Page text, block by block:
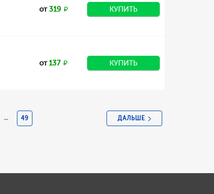
от319 КУПИТЬ
от137 КУПИТЬ
... 49 ДАЛЬШЕ